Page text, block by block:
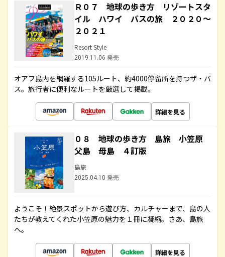
Ｒ０７ 地球の歩き方 リゾートスタ
イル ハワイ バスの旅 ２０２０～
２０２１
Resort Style
2019.11.06 発売
オアフ島内を網羅する105ルート、約4000停留所を持つザ・バ
ス。旅行者に便利なルートを厳選して掲載。
詳細を見る
０８ 地球の歩き方 島旅 小笠原
父島 母島 ４訂版
島旅
2025.04.10 発売
ようこそ！絶景スポットから遊び方、カルチャーまで、島の人
たちが教えてくれた小笠原の魅力を１冊に凝縮。さあ、島旅
へ。
詳細を見る